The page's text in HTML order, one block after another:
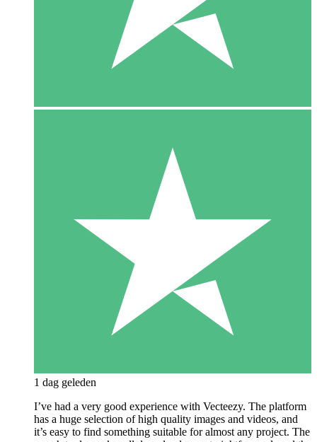
1 dag geleden
I’ve had a very good experience with Vecteezy. The platform
has a huge selection of high quality images and videos, and
it’s easy to find something suitable for almost any project. The